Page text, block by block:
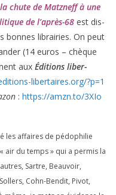
chute de Matzneff à une
de l’après-68 est dis­
bonnes librai­ries. On peut
(14 euros – chèque
aux Éditions liber­
liber​taires​.org/​?​p​=​1
: https://​amzn​.to/​3​X​I​o​
les affaires de pédo­phi­lie
air du temps » qui a per­mis la
Sartre, Beauvoir,
Cohn-Bendit, Pivot,